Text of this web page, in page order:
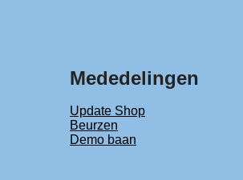
Mededelingen
Update Shop
Beurzen
Demo baan